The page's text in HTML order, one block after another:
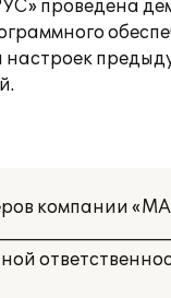
проведена
компании